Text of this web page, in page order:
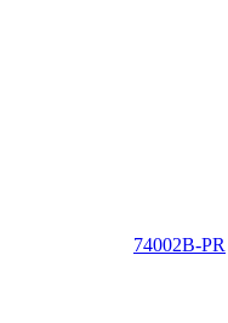
74002B-PR